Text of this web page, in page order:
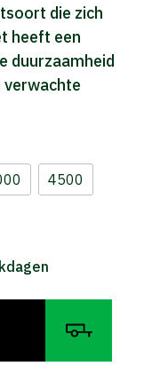
die zich
heeft een
duurzaamheid
verwachte
4500